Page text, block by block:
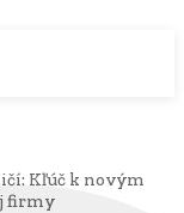
Kľúč k novým
firmy